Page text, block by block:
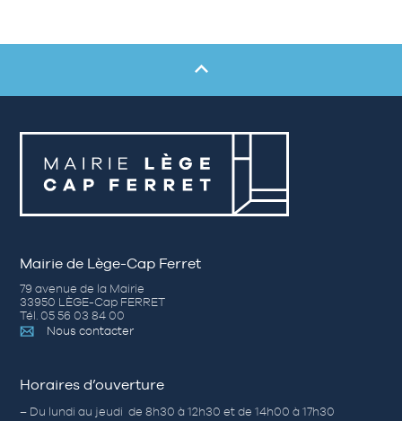
Mairie de Lège-Cap Ferret
79 avenue de la Mairie
33950 LÈGE-Cap FERRET
Tél. 05 56 03 84 00
Nous contacter
Horaires d’ouverture
– Du lundi au jeudi de 8h30 à 12h30 et de 14h00 à 17h30